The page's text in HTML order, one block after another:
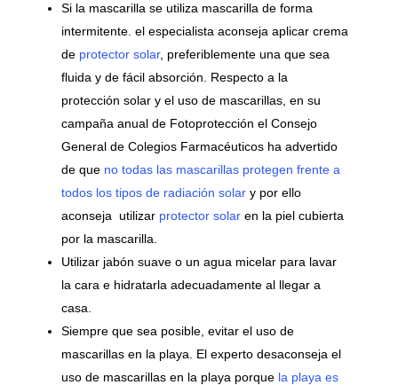
Si la mascarilla se utiliza mascarilla de forma
intermitente. el especialista aconseja aplicar crema
de protector solar, preferiblemente una que sea
fluida y de fácil absorción. Respecto a la
protección solar y el uso de mascarillas, en su
campaña anual de Fotoprotección el Consejo
General de Colegios Farmacéuticos ha advertido
de queno todas las mascarillas protegen frente a
todos los tipos de radiación solary por ello
aconseja utilizar protector solaren la piel cubierta
por la mascarilla.
Utilizar jabón suave o un agua micelar para lavar
la cara e hidratarla adecuadamente al llegar a
casa.
Siempre que sea posible, evitar el uso de
mascarillas en la playa. El experto desaconseja el
uso de mascarillas en la playa porquela playa es